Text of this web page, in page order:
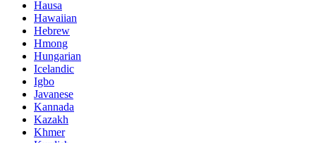
Hausa
Hawaiian
Hebrew
Hmong
Hungarian
Icelandic
Igbo
Javanese
Kannada
Kazakh
Khmer